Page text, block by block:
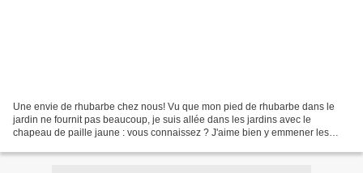
Une envie de rhubarbe chez nous! Vu que mon pied de rhubarbe dans le
jardin ne fournit pas beaucoup, je suis allée dans les jardins avec le
chapeau de paille jaune : vous connaissez ? J'aime bien y emmener les